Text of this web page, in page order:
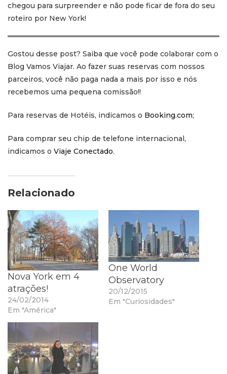
chegou para surpreender e não pode ficar de fora do seu
roteiro por New York!
Gostou desse post? Saiba que você pode colaborar com o
Blog Vamos Viajar. Ao fazer suas reservas com nossos
parceiros, você não paga nada a mais por isso e nós
recebemos uma pequena comissão!!
Para reservas de Hotéis, indicamos o Booking.com;
Para comprar seu chip de telefone internacional,
indicamos o Viaje Conectado.
Relacionado
Nova York em 4
atrações!
24/02/2014
Em "América"
One World
Observatory
20/12/2015
Em "Curiosidades"